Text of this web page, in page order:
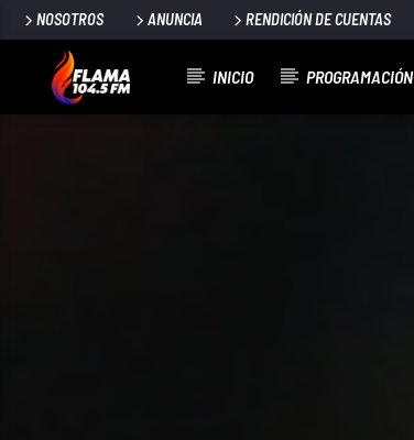
NOSOTROS ANUNCIA RENDICIÓN DE CUENTAS
INICIO PROGRAMACIÓN